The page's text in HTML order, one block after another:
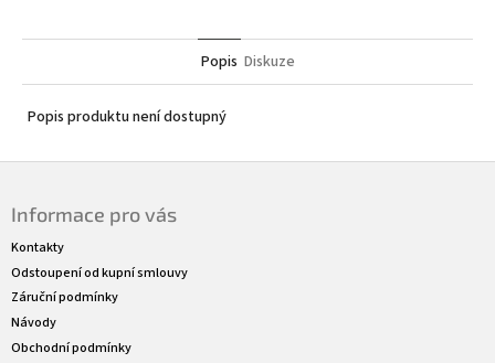
Popis Diskuze
Popis produktu není dostupný
Informace pro vás
Kontakty
Odstoupení od kupní smlouvy
Záruční podmínky
Návody
Obchodní podmínky